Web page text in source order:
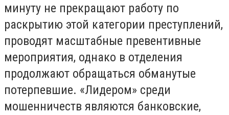
минуту не прекращают работу по
раскрытию этой категории преступлений,
проводят масштабные превентивные
мероприятия, однако в отделения
продолжают обращаться обманутые
потерпевшие. «Лидером» среди
мошенничеств являются банковские,